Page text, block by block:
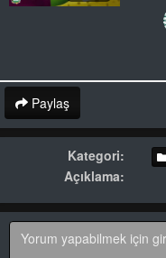
Paylaş
Kategori:
Açıklama: